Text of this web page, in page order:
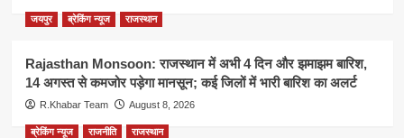
जयपुर ब्रेकिंग न्यूज राजस्थान
Rajasthan Monsoon: राजस्थान में अभी 4 दिन और झमाझम बारिश,
14 अगस्त से कमजोर पड़ेगा मानसून; कई जिलों में भारी बारिश का अलर्ट
R.Khabar Team August 8, 2026
ब्रेकिंग न्यूज राजनीति राजस्थान